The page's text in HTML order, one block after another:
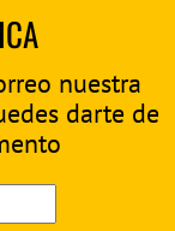
nuestra
darte de